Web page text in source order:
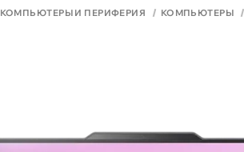
КОМПЬЮТЕРЫ И ПЕРИФЕРИЯ КОМПЬЮТЕРЫ